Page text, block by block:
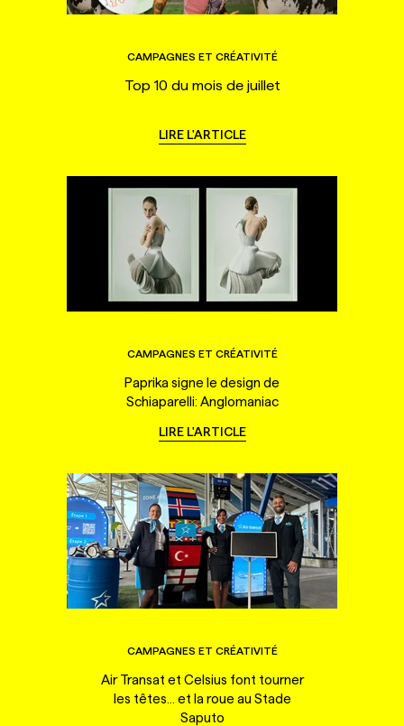
CAMPAGNES ET CRÉATIVITÉ
Top 10 du mois de juillet
LIRE L'ARTICLE
CAMPAGNES ET CRÉATIVITÉ
Paprika signe le design de
Schiaparelli: Anglomaniac
LIRE L'ARTICLE
CAMPAGNES ET CRÉATIVITÉ
Air Transat et Celsius font tourner
les têtes... et la roue au Stade
Saputo